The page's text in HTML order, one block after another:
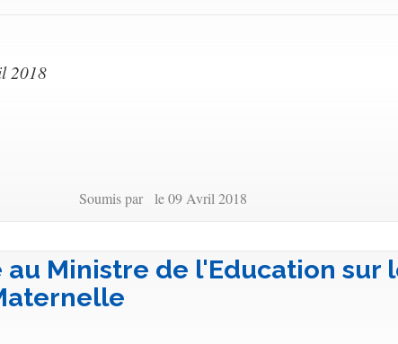
2018
Soumis par le 09 Avril 2018
Ministre de l'Education sur